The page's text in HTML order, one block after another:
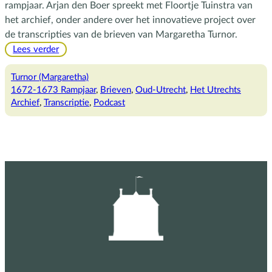
rampjaar. Arjan den Boer spreekt met Floortje Tuinstra van
het archief, onder andere over het innovatieve project over
de transcripties van de brieven van Margaretha Turnor.
Lees verder:
over
het
Rampjaar
Turnor (Margaretha)
1672-1673 Rampjaar, Brieven, Oud-Utrecht, Het Utrechts
Archief, Transcriptie, Podcast